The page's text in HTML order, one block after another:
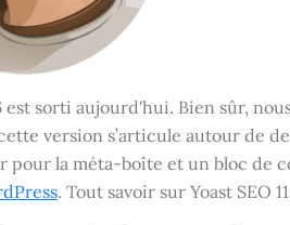
est sorti aujourd'hui. Bien sûr,
version s’articule autour de
pour la méta-boîte et un bloc de
. Tout savoir sur Yoast SEO